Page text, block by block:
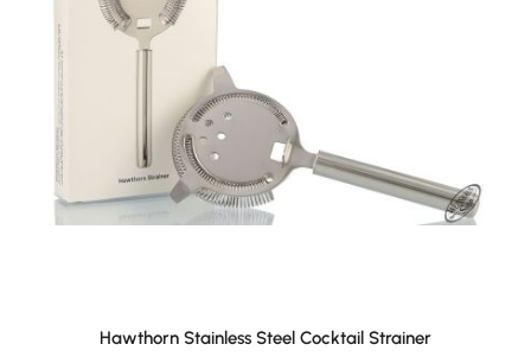
Hawthorn Stainless Steel Cocktail Strainer